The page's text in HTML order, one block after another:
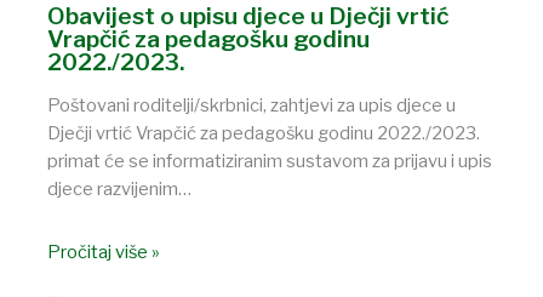
Obavijest o upisu djece u Dječji vrtić
Vrapčić za pedagošku godinu
2022./2023.
Poštovani roditelji/skrbnici, zahtjevi za upis djece u
Dječji vrtić Vrapčić za pedagošku godinu 2022./2023.
primat će se informatiziranim sustavom za prijavu i upis
djece razvijenim…
Pročitaj više »